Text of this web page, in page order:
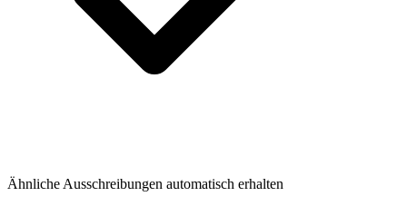
Ähnliche Ausschreibungen automatisch erhalten